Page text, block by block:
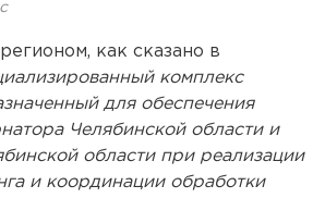
как сказано в
комплекс
для обеспечения
Челябинской области и
области при реализации
и координации обработки